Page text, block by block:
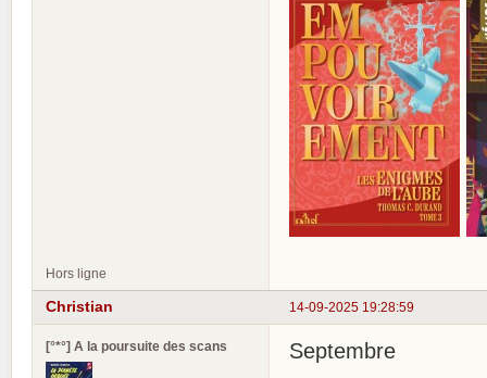
Hors ligne
14-09-2025 19:28:59
Christian
[°*°] A la poursuite des scans
Septembre